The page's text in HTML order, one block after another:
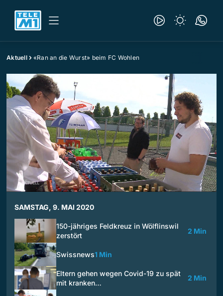
Aktuell «Ran an die Wurst» beim FC Wohlen
SAMSTAG, 9. MAI 2020
150-jähriges Feldkreuz in Wölflinswil
zerstört
2 Min
Swissnews1 Min
Eltern gehen wegen Covid-19 zu spät
mit kranken…
2 Min